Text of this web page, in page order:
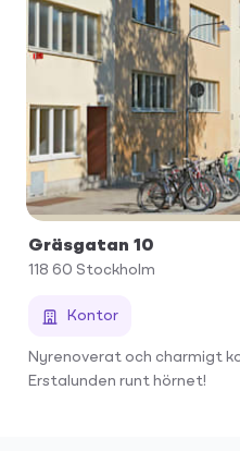
Gräsgatan 10
118 60 Stockholm
Kontor
Nyrenoverat och charmigt
Erstalunden runt hörnet!